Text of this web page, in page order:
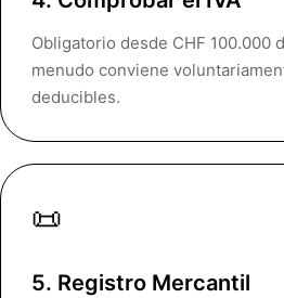
Obligatorio desde CHF 100.000
menudo conviene
deducibles.
📜
5. Registro Mercantil